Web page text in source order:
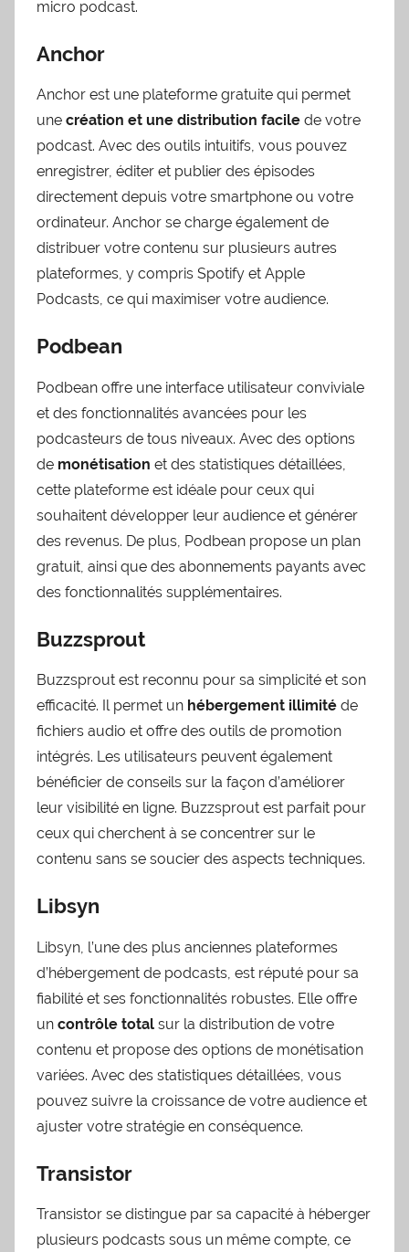
micro podcast.
Anchor
Anchor est une plateforme gratuite qui permet
une création et une distribution facile de votre
podcast. Avec des outils intuitifs, vous pouvez
enregistrer, éditer et publier des épisodes
directement depuis votre smartphone ou votre
ordinateur. Anchor se charge également de
distribuer votre contenu sur plusieurs autres
plateformes, y compris Spotify et Apple
Podcasts, ce qui maximiser votre audience.
Podbean
Podbean offre une interface utilisateur conviviale
et des fonctionnalités avancées pour les
podcasteurs de tous niveaux. Avec des options
de monétisation et des statistiques détaillées,
cette plateforme est idéale pour ceux qui
souhaitent développer leur audience et générer
des revenus. De plus, Podbean propose un plan
gratuit, ainsi que des abonnements payants avec
des fonctionnalités supplémentaires.
Buzzsprout
Buzzsprout est reconnu pour sa simplicité et son
efficacité. Il permet un hébergement illimité de
fichiers audio et offre des outils de promotion
intégrés. Les utilisateurs peuvent également
bénéficier de conseils sur la façon d’améliorer
leur visibilité en ligne. Buzzsprout est parfait pour
ceux qui cherchent à se concentrer sur le
contenu sans se soucier des aspects techniques.
Libsyn
Libsyn, l’une des plus anciennes plateformes
d’hébergement de podcasts, est réputé pour sa
fiabilité et ses fonctionnalités robustes. Elle offre
un contrôle total sur la distribution de votre
contenu et propose des options de monétisation
variées. Avec des statistiques détaillées, vous
pouvez suivre la croissance de votre audience et
ajuster votre stratégie en conséquence.
Transistor
Transistor se distingue par sa capacité à héberger
plusieurs podcasts sous un même compte, ce